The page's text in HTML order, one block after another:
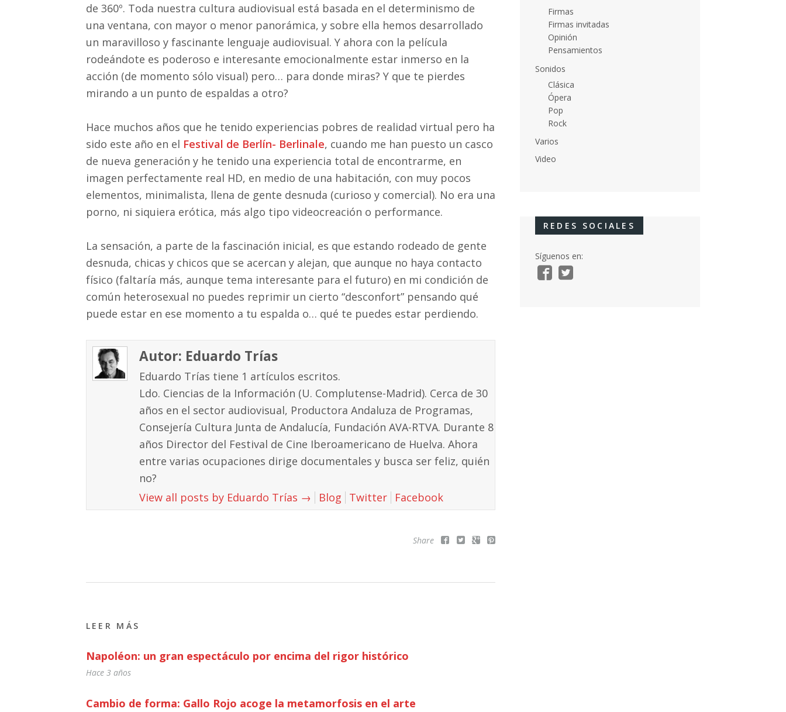
de 360º. Toda nuestra cultura audiovisual está basada en el determinismo de
una ventana, con mayor o menor panorámica, y sobre ella hemos desarrollado
un maravilloso y fascinante lenguaje audiovisual. Y ahora con la película
rodeándote es poderoso e interesante emocionalmente estar inmerso en la
acción (de momento sólo visual) pero… para donde miras? Y que te pierdes
mirando a un punto de espaldas a otro?
Hace muchos años que he tenido experiencias pobres de realidad virtual pero ha
sido este año en el Festival de Berlín- Berlinale, cuando me han puesto un casco
de nueva generación y he tenido una experiencia total de encontrarme, en
imagen perfectamente real HD, en medio de una habitación, con muy pocos
elementos, minimalista, llena de gente desnuda (curioso y comercial). No era una
porno, ni siquiera erótica, más algo tipo videocreación o performance.
La sensación, a parte de la fascinación inicial, es que estando rodeado de gente
desnuda, chicas y chicos que se acercan y alejan, que aunque no haya contacto
físico (faltaría más, aunque tema interesante para el futuro) en mi condición de
común heterosexual no puedes reprimir un cierto “desconfort” pensando qué
puede estar en ese momento a tu espalda o… qué te puedes estar perdiendo.
Autor: Eduardo Trías
Eduardo Trías tiene 1 artículos escritos.
Ldo. Ciencias de la Información (U. Complutense-Madrid). Cerca de 30
años en el sector audiovisual, Productora Andaluza de Programas,
Consejería Cultura Junta de Andalucía, Fundación AVA-RTVA. Durante 8
años Director del Festival de Cine Iberoamericano de Huelva. Ahora
entre varias ocupaciones dirige documentales y busca ser feliz, quién
no?
View all posts by Eduardo Trías → Blog Twitter Facebook
Share
LEER MÁS
Napoléon: un gran espectáculo por encima del rigor histórico
Hace 3 años
Cambio de forma: Gallo Rojo acoge la metamorfosis en el arte
Firmas
Firmas invitadas
Opinión
Pensamientos
Sonidos
Clásica
Ópera
Pop
Rock
Varios
Video
REDES SOCIALES
Síguenos en: